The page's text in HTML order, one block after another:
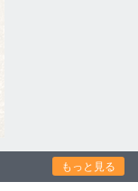
もっと見る